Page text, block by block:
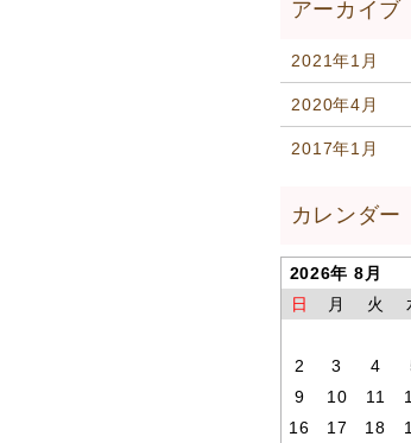
2021年1月
2020年4月
2017年1月
2026年 8月
日
月 火
2
3 4
9
10 11
16
17 18